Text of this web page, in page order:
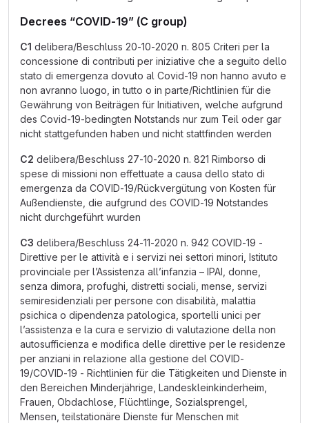
Decrees “COVID-19” (C group)
C1 delibera/Beschluss 20-10-2020 n. 805 Criteri per la
concessione di contributi per iniziative che a seguito dello
stato di emergenza dovuto al Covid-19 non hanno avuto e
non avranno luogo, in tutto o in parte/Richtlinien für die
Gewährung von Beiträgen für Initiativen, welche aufgrund
des Covid-19-bedingten Notstands nur zum Teil oder gar
nicht stattgefunden haben und nicht stattfinden werden
C2 delibera/Beschluss 27-10-2020 n. 821 Rimborso di
spese di missioni non effettuate a causa dello stato di
emergenza da COVID-19/Rückvergütung von Kosten für
Außendienste, die aufgrund des COVID-19 Notstandes
nicht durchgeführt wurden
C3 delibera/Beschluss 24-11-2020 n. 942 COVID-19 -
Direttive per le attività e i servizi nei settori minori, Istituto
provinciale per l’Assistenza all’infanzia – IPAI, donne,
senza dimora, profughi, distretti sociali, mense, servizi
semiresidenziali per persone con disabilità, malattia
psichica o dipendenza patologica, sportelli unici per
l’assistenza e la cura e servizio di valutazione della non
autosufficienza e modifica delle direttive per le residenze
per anziani in relazione alla gestione del COVID-
19/COVID-19 - Richtlinien für die Tätigkeiten und Dienste in
den Bereichen Minderjährige, Landeskleinkinderheim,
Frauen, Obdachlose, Flüchtlinge, Sozialsprengel,
Mensen, teilstationäre Dienste für Menschen mit